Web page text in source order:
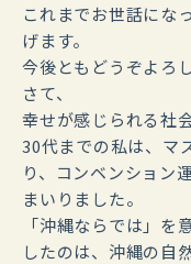
これまでお世話にな
げます。
今後ともどうぞよろ
さて、
幸せが感じられる社
30代までの私は、マ
り、コンベンション
まいりました。
「沖縄ならでは」
したのは、沖縄の自